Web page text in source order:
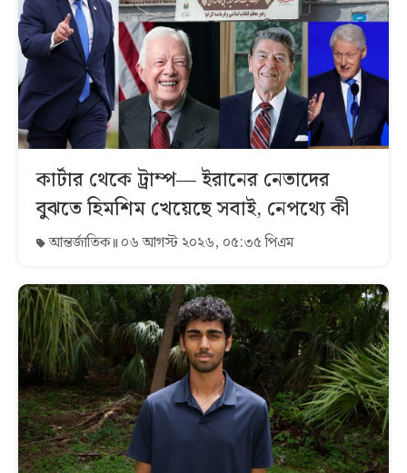
কার্টার থেকে ট্রাম্প— ইরানের নেতাদের
বুঝতে হিমশিম খেয়েছে সবাই, নেপথ্যে কী
আন্তর্জাতিক ০৬ আগস্ট ২০২৬, ০৫:৩৫ পিএম